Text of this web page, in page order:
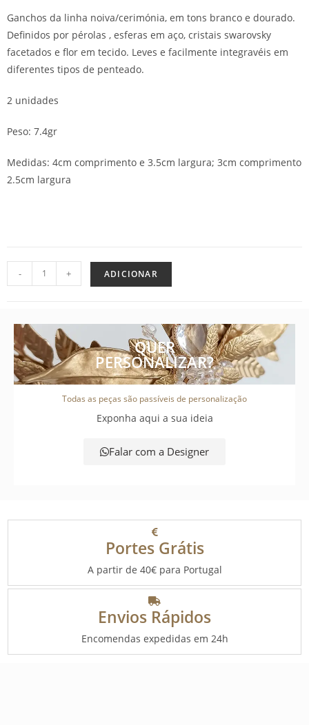
Ganchos da linha noiva/cerimónia, em tons branco e dourado.
Definidos por pérolas , esferas em aço, cristais swarovsky
facetados e flor em tecido. Leves e facilmente integravéis em
diferentes tipos de penteado.
2 unidades
Peso: 7.4gr
Medidas: 4cm comprimento e 3.5cm largura; 3cm comprimento
2.5cm largura
- + ADICIONAR
QUER
PERSONALIZAR?
Todas as peças são passíveis de personalização
Exponha aqui a sua ideia
Falar com a Designer
Portes Grátis
A partir de 40€ para Portugal
Envios Rápidos
Encomendas expedidas em 24h